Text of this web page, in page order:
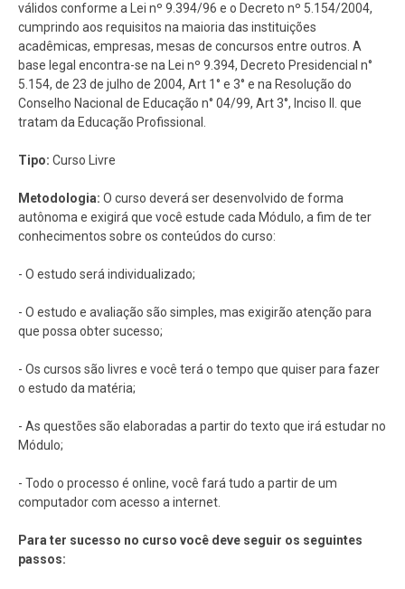
válidos conforme a Lei nº 9.394/96 e o Decreto nº 5.154/2004,
cumprindo aos requisitos na maioria das instituições
acadêmicas, empresas, mesas de concursos entre outros. A
base legal encontra-se na Lei nº 9.394, Decreto Presidencial n°
5.154, de 23 de julho de 2004, Art 1° e 3° e na Resolução do
Conselho Nacional de Educação n° 04/99, Art 3°, Inciso II. que
tratam da Educação Profissional.
Tipo: Curso Livre
Metodologia: O curso deverá ser desenvolvido de forma
autônoma e exigirá que você estude cada Módulo, a fim de ter
conhecimentos sobre os conteúdos do curso:
- O estudo será individualizado;
- O estudo e avaliação são simples, mas exigirão atenção para
que possa obter sucesso;
- Os cursos são livres e você terá o tempo que quiser para fazer
o estudo da matéria;
- As questões são elaboradas a partir do texto que irá estudar no
Módulo;
- Todo o processo é online, você fará tudo a partir de um
computador com acesso a internet.
Para ter sucesso no curso você deve seguir os seguintes
passos: